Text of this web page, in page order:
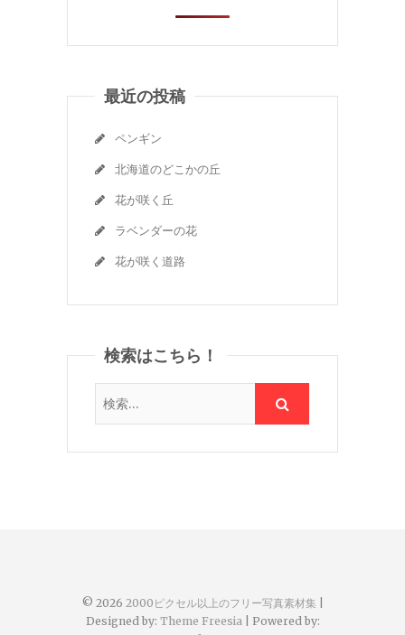
最近の投稿
ペンギン
北海道のどこかの丘
花が咲く丘
ラベンダーの花
花が咲く道路
検索はこちら！
© 2026 2000ピクセル以上のフリー写真素材集
Designed by: Theme Freesia| Powered by: